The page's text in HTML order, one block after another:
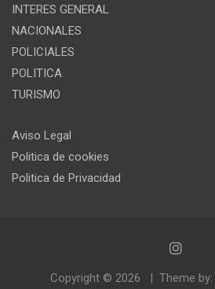
INTERES GENERAL
NACIONALES
POLICIALES
POLITICA
TURISMO
Aviso Legal
Politica de cookies
Politica de Privacidad
Copyright © 2026 Theme by: